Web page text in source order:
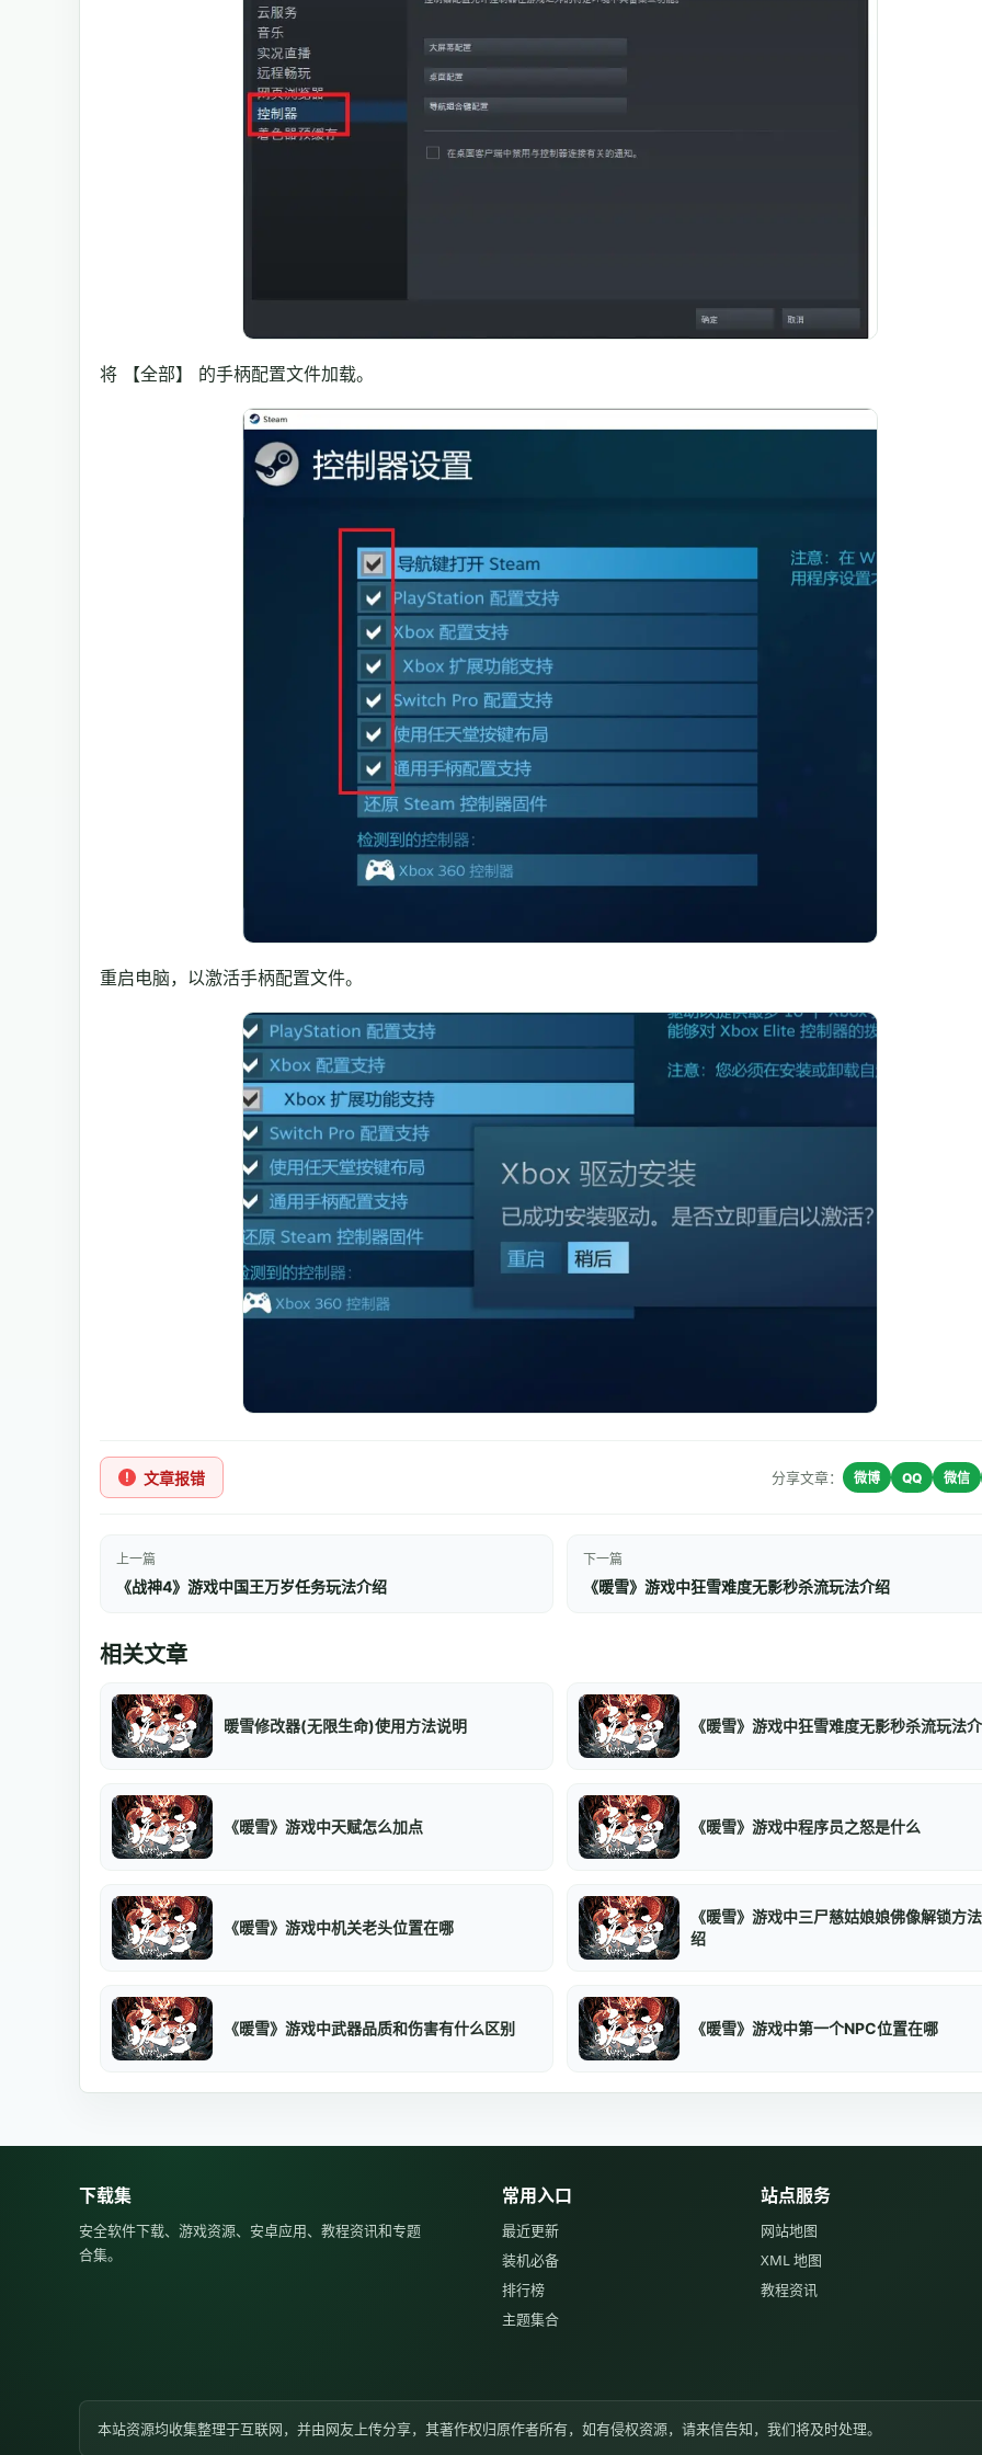
将 【全部】 的手柄配置文件加载。
重启电脑，以激活手柄配置文件。
文章报错 分享文章： 微博 QQ 微信
上一篇
《战神4》游戏中国王万岁任务玩法介绍
下一篇
《暖雪》游戏中狂雪难度无影秒杀流玩法介绍
相关文章
暖雪修改器(无限生命)使用方法说明 《暖雪》游戏中狂雪难度无影秒杀流玩法
《暖雪》游戏中天赋怎么加点 《暖雪》游戏中程序员之怒是什么
《暖雪》游戏中机关老头位置在哪
《暖雪》游戏中三尸慈姑娘娘佛像解锁方
绍
《暖雪》游戏中武器品质和伤害有什么区别 《暖雪》游戏中第一个NPC位置在哪
下载集
安全软件下载、游戏资源、安卓应用、教程资讯和专题
合集。
常用入口
最近更新
装机必备
排行榜
主题集合
站点服务
网站地图
XML 地图
教程资讯
本站资源均收集整理于互联网，并由网友上传分享，其著作权归原作者所有，如有侵权资源，请来信告知，我们将及时处理。